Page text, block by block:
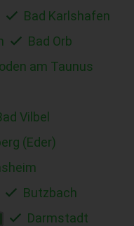
Bad Karlshafen
Bad Orb
am Taunus
Vilbel
(Eder)
Butzbach
Darmstadt